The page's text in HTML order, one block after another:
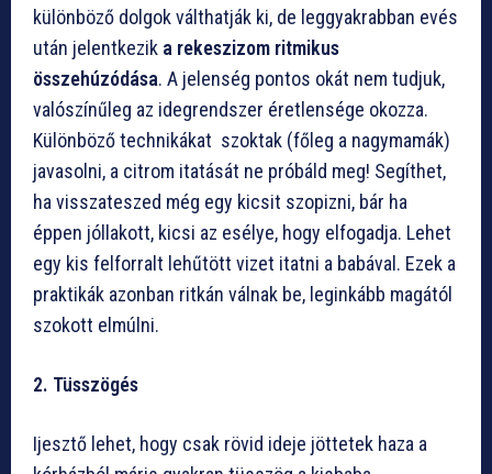
különböző dolgok válthatják ki, de leggyakrabban evés
után jelentkezik a rekeszizom ritmikus
összehúzódása. A jelenség pontos okát nem tudjuk,
valószínűleg az idegrendszer éretlensége okozza.
Különböző technikákat szoktak (főleg a nagymamák)
javasolni, a citrom itatását ne próbáld meg! Segíthet,
ha visszateszed még egy kicsit szopizni, bár ha
éppen jóllakott, kicsi az esélye, hogy elfogadja. Lehet
egy kis felforralt lehűtött vizet itatni a babával. Ezek a
praktikák azonban ritkán válnak be, leginkább magától
szokott elmúlni.
2. Tüsszögés
Ijesztő lehet, hogy csak rövid ideje jöttetek haza a